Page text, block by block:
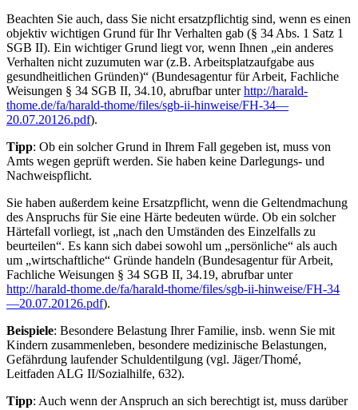
Beachten Sie auch, dass Sie nicht ersatzpflichtig sind, wenn es einen
objektiv wichtigen Grund für Ihr Verhalten gab (§ 34 Abs. 1 Satz 1
SGB II). Ein wichtiger Grund liegt vor, wenn Ihnen „ein anderes
Verhalten nicht zuzumuten war (z.B. Arbeitsplatzaufgabe aus
gesundheitlichen Gründen)“ (Bundesagentur für Arbeit, Fachliche
Weisungen § 34 SGB II, 34.10, abrufbar unterhttp://harald-
thome.de/fa/harald-thome/files/sgb-ii-hinweise/FH-34—
20.07.20126.pdf).
Tipp: Ob ein solcher Grund in Ihrem Fall gegeben ist, muss von
Amts wegen geprüft werden. Sie haben keine Darlegungs- und
Nachweispflicht.
Sie haben außerdem keine Ersatzpflicht, wenn die Geltendmachung
des Anspruchs für Sie eine Härte bedeuten würde. Ob ein solcher
Härtefall vorliegt, ist „nach den Umständen des Einzelfalls zu
beurteilen“. Es kann sich dabei sowohl um „persönliche“ als auch
um „wirtschaftliche“ Gründe handeln (Bundesagentur für Arbeit,
Fachliche Weisungen § 34 SGB II, 34.19, abrufbar unter
http://harald-thome.de/fa/harald-thome/files/sgb-ii-hinweise/FH-34
—20.07.20126.pdf).
Beispiele: Besondere Belastung Ihrer Familie, insb. wenn Sie mit
Kindern zusammenleben, besondere medizinische Belastungen,
Gefährdung laufender Schuldentilgung (vgl. Jäger/Thomé,
Leitfaden ALG II/Sozialhilfe, 632).
Tipp: Auch wenn der Anspruch an sich berechtigt ist, muss darüber